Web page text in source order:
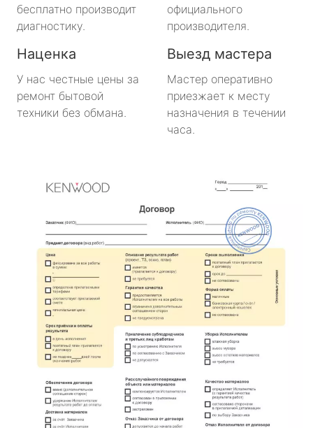
бесплатно производит
диагностику.
официального
производителя.
Наценка
У нас честные цены за
ремонт бытовой
техники без обмана.
Выезд мастера
Мастер оперативно
приезжает к месту
назначения в течении
часа.